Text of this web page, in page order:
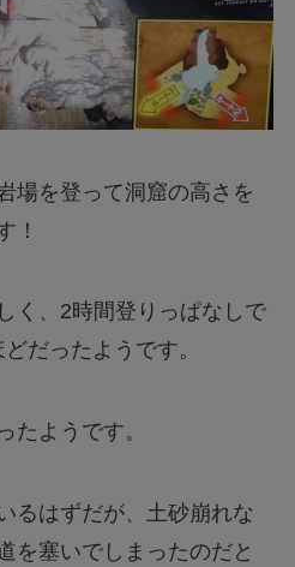
場を登って洞窟の高さを
！
く、2時間登りっぱなしで
だったようです。
たようです。
るはずだが、土砂崩れな
を塞いでしまったのだと